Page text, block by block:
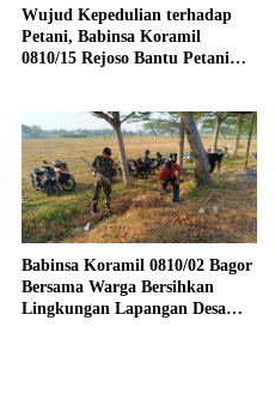
Wujud Kepedulian terhadap
Petani, Babinsa Koramil
0810/15 Rejoso Bantu Petani
Babinsa Koramil 0810/02 Bagor
Bersama Warga Bersihkan
Lingkungan Lapangan Desa